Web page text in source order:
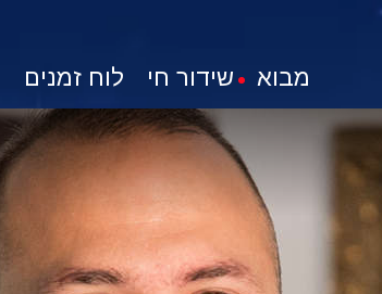
מבוא שידור חי לוח זמנים